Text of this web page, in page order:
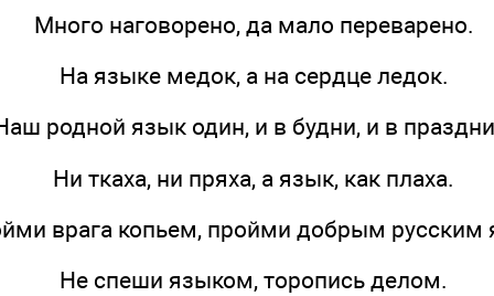
Много наговорено, да мало переварено.
На языке медок, а на сердце ледок.
родной язык один, и в будни, и в
Ни ткаха, ни пряха, а язык, как плаха.
врага копьем, пройми добрым русским
Не спеши языком, торопись делом.